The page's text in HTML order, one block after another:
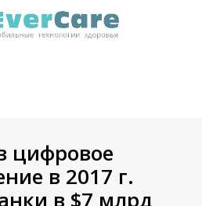
цифровое
в 2017 г.
в $7 млрд